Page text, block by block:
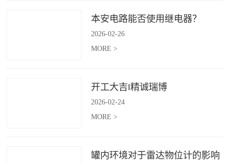
本安电路能否使用继电器？
2026-02-26
MORE >
开工大吉‖精诚瑞博
2026-02-24
MORE >
罐内环境对于雷达物位计的影响